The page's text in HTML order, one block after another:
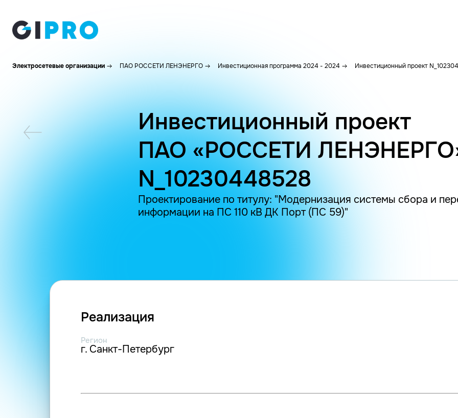
Электросетевые организации ПАО РОССЕТИ ЛЕНЭНЕРГО Инвестиционная программа 2024 - 2024 Инвестиционный проект
Инвестиционный проект
ПАО «РОССЕТИ
N_10230448528
Проектирование по титулу: "Модернизация системы сбора и
информации на ПС 110 кВ ДК Порт (ПС 59)"
Реализация
Регион
г. Санкт-Петербург